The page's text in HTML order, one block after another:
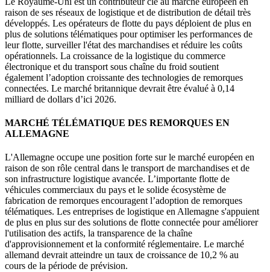
raison de ses réseaux de logistique et de distribution de détail très
développés. Les opérateurs de flotte du pays déploient de plus en
plus de solutions télématiques pour optimiser les performances de
leur flotte, surveiller l'état des marchandises et réduire les coûts
opérationnels. La croissance de la logistique du commerce
électronique et du transport sous chaîne du froid soutient
également l’adoption croissante des technologies de remorques
connectées. Le marché britannique devrait être évalué à 0,14
milliard de dollars d’ici 2026.
MARCHÉ TÉLÉMATIQUE DES REMORQUES EN
ALLEMAGNE
L'Allemagne occupe une position forte sur le marché européen en
raison de son rôle central dans le transport de marchandises et de
son infrastructure logistique avancée. L’importante flotte de
véhicules commerciaux du pays et le solide écosystème de
fabrication de remorques encouragent l’adoption de remorques
télématiques. Les entreprises de logistique en Allemagne s'appuient
de plus en plus sur des solutions de flotte connectée pour améliorer
l'utilisation des actifs, la transparence de la chaîne
d'approvisionnement et la conformité réglementaire. Le marché
allemand devrait atteindre un taux de croissance de 10,2 % au
cours de la période de prévision.